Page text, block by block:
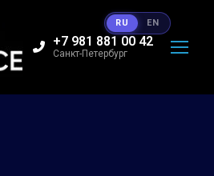
+7 981 881 00 42
Санкт-Петербург
RU EN